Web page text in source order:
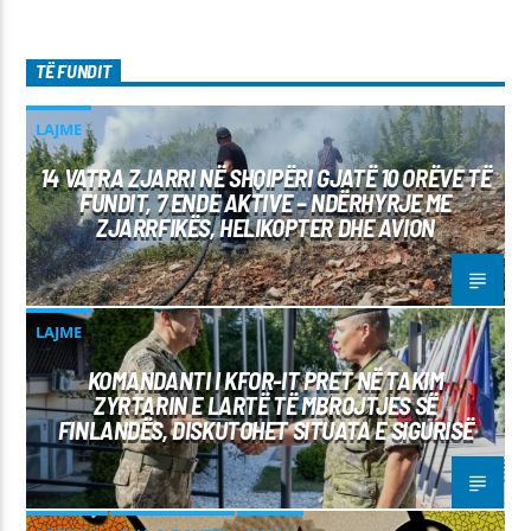
TË FUNDIT
LAJME
14 VATRA ZJARRI NË SHQIPËRI GJATË 10 ORËVE TË
FUNDIT, 7 ENDE AKTIVE – NDËRHYRJE ME
ZJARRFIKËS, HELIKOPTER DHE AVION
LAJME
KOMANDANTI I KFOR-IT PRET NË TAKIM
ZYRTARIN E LARTË TË MBROJTJES SË
FINLANDËS, DISKUTOHET SITUATA E SIGURISË